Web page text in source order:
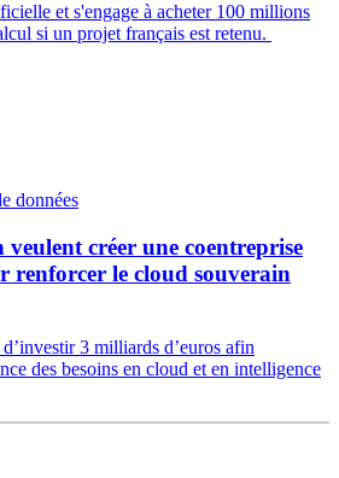
et s'engage à acheter 100 millions
si un projet français est retenu.
données
créer une coentreprise
renforcer le cloud souverain
3 milliards d’euros afin
des besoins en cloud et en intelligence